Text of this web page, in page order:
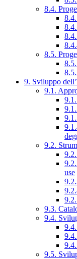
8.4.
8.5.
9. Sviluppo
9.1.
9.2.
use
9.3.
9.4.
9.5.